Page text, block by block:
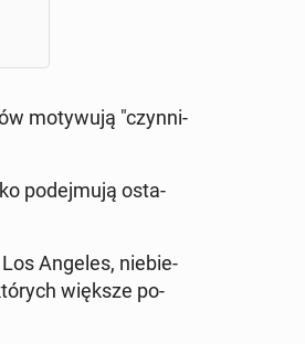
mo­ty­wu­ją "czyn­ni­
po­dej­mu­ją osta­
Angeles, nie­bie­
większe po­